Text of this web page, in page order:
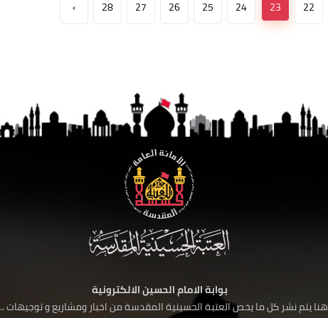
22
23
24
25
26
27
28
›
بوابة الامام الحسين الالكترونية
هنا يتم نشر كل ما يخص العتبة الحسينية المقدسة من اخبار ومشاريع و توجيهات